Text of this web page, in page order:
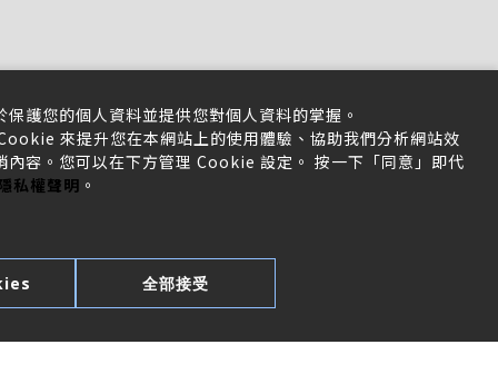
護您的個人資料並提供您對個人資料的掌握。
來提升您在本網站上的使用體驗、協助我們分析網站效
內容。您可以在下方管理 Cookie 設定。 按一下「同意」即代
私權聲明 。
全部接受